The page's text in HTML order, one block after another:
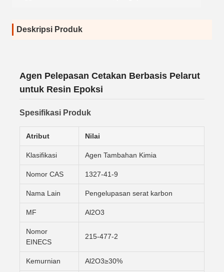
Deskripsi Produk
Agen Pelepasan Cetakan Berbasis Pelarut
untuk Resin Epoksi
Spesifikasi Produk
Atribut Nilai
Klasifikasi Agen Tambahan Kimia
Nomor CAS 1327-41-9
Nama Lain Pengelupasan serat karbon
MF Al2O3
Nomor
EINECS
215-477-2
Kemurnian Al2O3≥30%